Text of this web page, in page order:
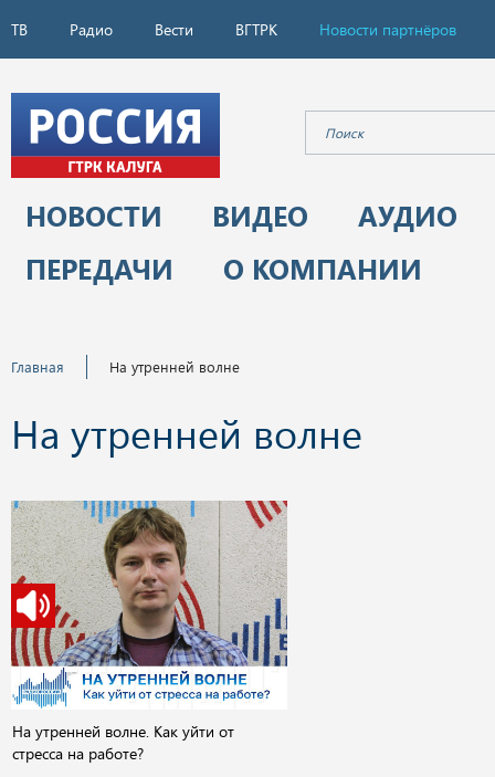
ТВ Радио Вести ВГТРК Новости партнёров
НОВОСТИ ВИДЕО
АУДИО
ПЕРЕДАЧИ
О КОМПАНИИ
Главная На утренней волне
На утренней волне
На утренней волне. Как уйти от
стресса на работе?